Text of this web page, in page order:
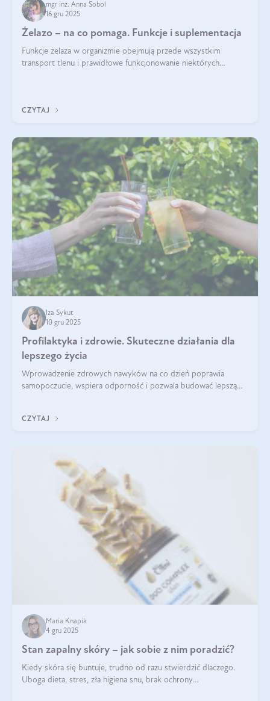
mgr inż. Anna Sobol
16 gru 2025
Żelazo – na co pomaga. Funkcje i suplementacja
Funkcje żelaza w organizmie obejmują przede wszystkim
transport tlenu i prawidłowe funkcjonowanie niektórych
CZYTAJ
Iza Sykut
10 gru 2025
Profilaktyka i zdrowie. Skuteczne działania dla
lepszego życia
Wprowadzenie zdrowych nawyków na co dzień poprawia
samopoczucie, wspiera odporność i pozwala budować lepszą
CZYTAJ
Maria Knapik
4 gru 2025
Stan zapalny skóry – jak sobie z nim poradzić?
Kiedy skóra się buntuje, trudno od razu stwierdzić dlaczego.
Uboga dieta, stres, zła higiena snu, brak ochrony